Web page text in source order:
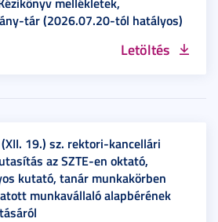
tár (2026.07.20-tól hatályos)
Letöltés
19.) sz. rektori-kancellári
az SZTE-en oktató,
kutató, tanár munkakörben
munkavállaló alapbérének